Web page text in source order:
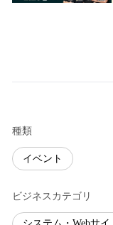
種類
イベント
ビジネスカテゴリ